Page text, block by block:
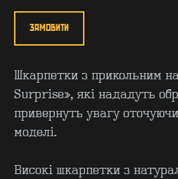
ЗАМОВИТИ
Шкарпетки з прикольним
Surprise», які нададуть
привернуть увагу
моделі.
Високі шкарпетки з